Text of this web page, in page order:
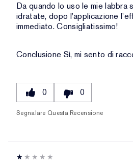
Da quando lo uso le mie labbra
idratate, dopo l'applicazione
immediato. Consigliatissimo!
Conclusione Sì, mi sento di
0 0
Segnalare Questa Recensione